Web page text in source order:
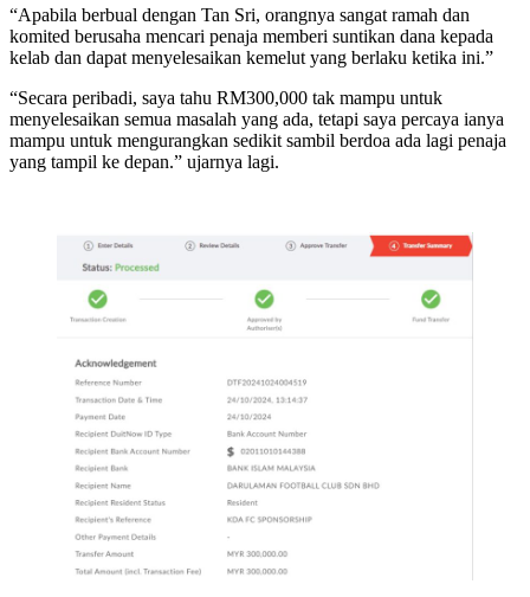
“Apabila berbual dengan Tan Sri, orangnya sangat ramah dan
komited berusaha mencari penaja memberi suntikan dana kepada
kelab dan dapat menyelesaikan kemelut yang berlaku ketika ini.”
“Secara peribadi, saya tahu RM300,000 tak mampu untuk
menyelesaikan semua masalah yang ada, tetapi saya percaya ianya
mampu untuk mengurangkan sedikit sambil berdoa ada lagi penaja
yang tampil ke depan.” ujarnya lagi.